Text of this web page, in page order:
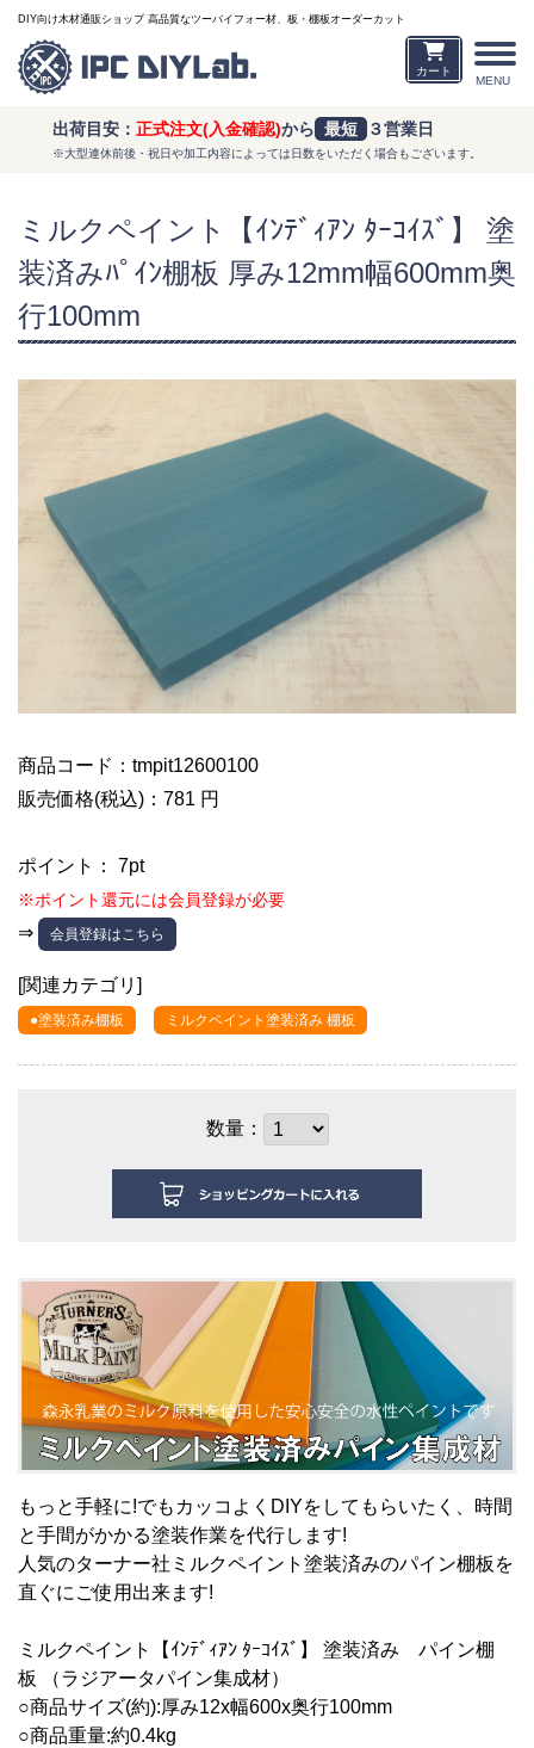
MENU
DIY向け木材通販ショップ 高品質なツーバイフォー材、板・棚板オーダーカット
カート
出荷目安： 正式注文(入金確認)から 最短 ３営業日
※大型連休前後・祝日や加工内容によっては日数をいただく場合もございます。
ミルクペイント【ｲﾝﾃﾞｨｱﾝ ﾀｰｺｲｽﾞ】 塗
装済みﾊﾟｲﾝ棚板 厚み12mm幅600mm奥
行100mm
商品コード：tmpit12600100
販売価格(税込)：781 円
ポイント： 7pt
※ポイント還元には会員登録が必要
⇒ 会員登録はこちら
[関連カテゴリ]
●塗装済み棚板 ミルクペイント塗装済み 棚板
数量：
もっと手軽に!でもカッコよくDIYをしてもらいたく、時間
と手間がかかる塗装作業を代行します!
人 気のターナー社ミルクペイント塗装済みのパイン棚板を
直ぐにご使用出来ます!
ミルクペイント【ｲﾝﾃﾞｨｱﾝ ﾀｰｺｲｽﾞ】 塗装済み パイン棚
板
（ラジアータパイン集成材）
○商品サイズ(約):厚み12x幅600x奥行100mm
○商品重量:約0.4kg